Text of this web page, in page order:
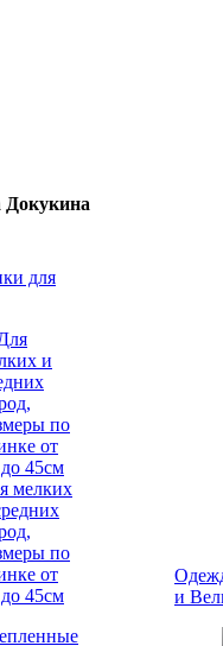
Докукина
для
мелких
по
от
45см
и